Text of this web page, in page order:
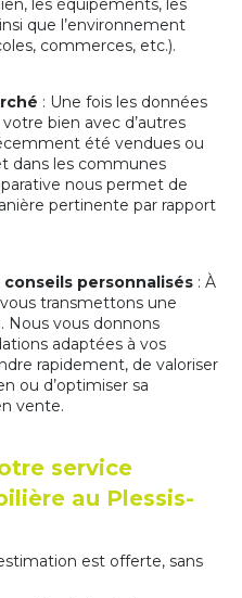
les équipements, les
que l’environnement
commerces, etc.).
: Une fois les données
bien avec d’autres
été vendues ou
dans les communes
nous permet de
pertinente par rapport
personnalisés: À
transmettons une
Nous vous donnons
adaptées à vos
rapidement, de valoriser
ou d’optimiser sa
vente.
service
au Plessis-
est offerte, sans